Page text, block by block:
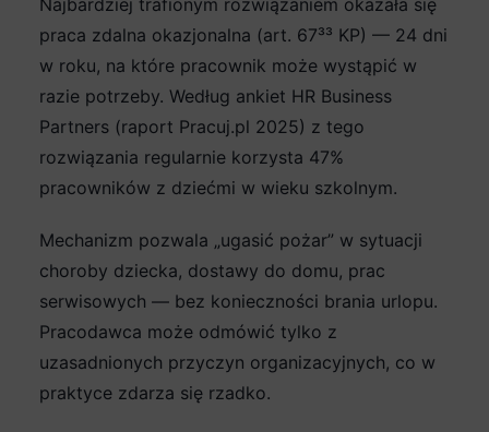
praca zdalna okazjonalna (art. 67³³ KP) — 24 dni
w roku, na które pracownik może wystąpić w
razie potrzeby. Według ankiet HR Business
Partners (raport Pracuj.pl 2025) z tego
rozwiązania regularnie korzysta 47%
pracowników z dziećmi w wieku szkolnym.
Mechanizm pozwala „ugasić pożar” w sytuacji
choroby dziecka, dostawy do domu, prac
serwisowych — bez konieczności brania urlopu.
Pracodawca może odmówić tylko z
uzasadnionych przyczyn organizacyjnych, co w
praktyce zdarza się rzadko.